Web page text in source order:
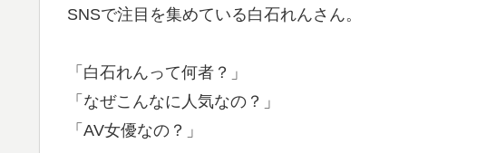
SNSで注目を集めている白石れんさん。
「白石れんって何者？」
「なぜこんなに人気なの？」
「AV女優なの？」